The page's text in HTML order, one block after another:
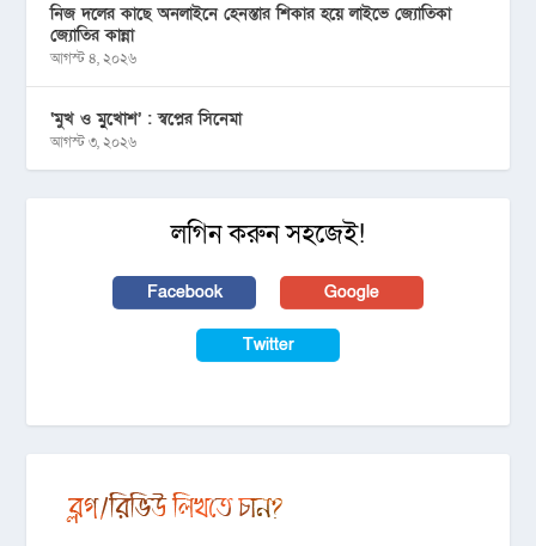
নিজ দলের কাছে অনলাইনে হেনস্তার শিকার হয়ে লাইভে জ্যোতিকা
জ্যোতির কান্না
আগস্ট ৪, ২০২৬
‘মুখ ও মু্খোশ’ : স্বপ্নের সিনেমা
আগস্ট ৩, ২০২৬
লগিন করুন সহজেই!
Facebook Google
Twitter